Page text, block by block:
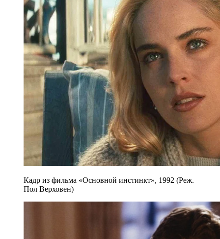
Кадр из фильма «Основной инстинкт», 1992 (Реж.
Пол Верховен)